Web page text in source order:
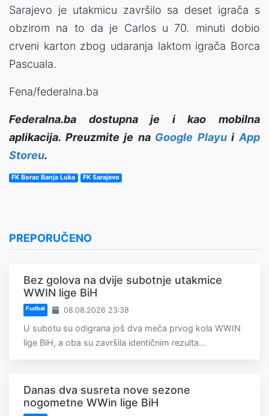
Sarajevo je utakmicu završilo sa deset igrača s
obzirom na to da je Carlos u 70. minuti dobio
crveni karton zbog udaranja laktom igrača Borca
Pascuala.
Fena/federalna.ba
Federalna.ba dostupna je i kao mobilna
aplikacija. Preuzmite je na Google PlayuiApp
Storeu.
FK Borac Banja Luka FK Sarajevo
PREPORUČENO
Bez golova na dvije subotnje utakmice
WWIN lige BiH
Fudbal 08.08.2026 23:38
U subotu su odigrana još dva meča prvog kola WWIN
lige BiH, a oba su završila identičnim rezulta...
Danas dva susreta nove sezone
nogometne WWin lige BiH